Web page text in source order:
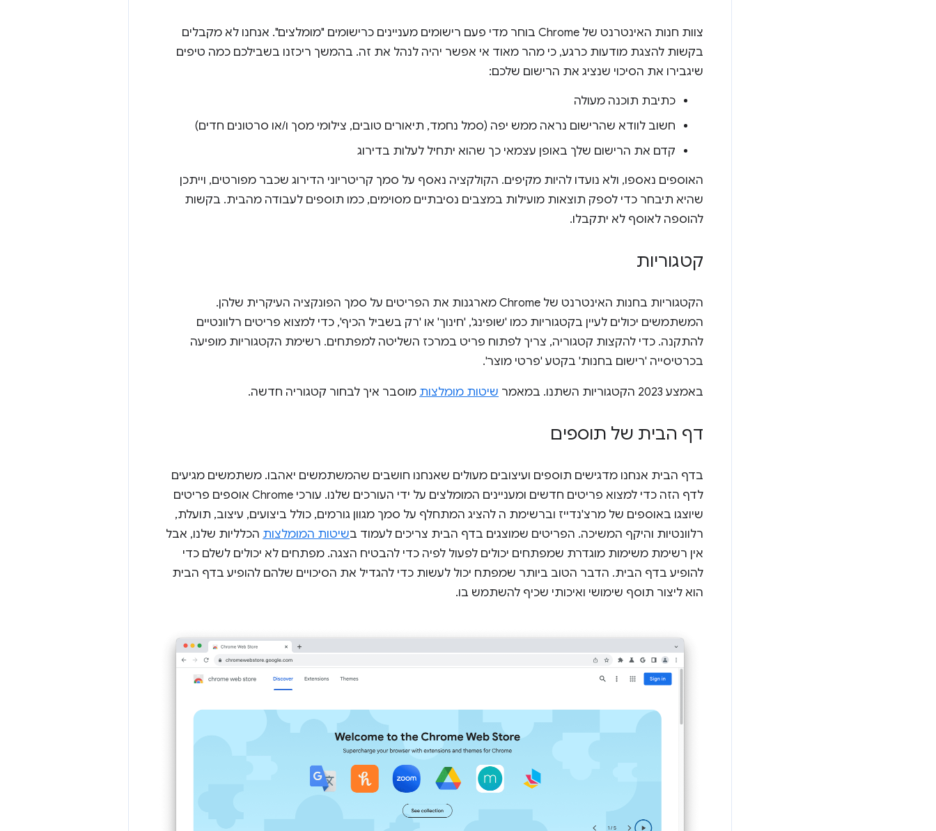
צוות חנות האינטרנט של Chrome בוחר מדי פעם רישומים מעניינים כרישומים "מומלצים". אנחנו לא מקבלים
בקשות להצגת מודעות כרגע, כי מהר מאוד אי אפשר יהיה לנהל את זה. בהמשך ריכזנו בשבילכם כמה טיפים
שיגבירו את הסיכוי שנציג את הרישום שלכם:
כתיבת תוכנה מעולה
חשוב לוודא שהרישום נראה ממש יפה (סמל נחמד, תיאורים טובים, צילומי מסך ו/או סרטונים חדים)
קדם את הרישום שלך באופן עצמאי כך שהוא יתחיל לעלות בדירוג
האוספים נאספו, ולא נועדו להיות מקיפים. הקולקציה נאסף על סמך קריטריוני הדירוג שכבר מפורטים, וייתכן
שהיא תיבחר כדי לספק תוצאות מועילות במצבים נסיבתיים מסוימים, כמו תוספים לעבודה מהבית. בקשות
להוספה לאוסף לא יתקבלו.
קטגוריות
הקטגוריות בחנות האינטרנט של Chrome מארגנות את הפריטים על סמך הפונקציה העיקרית שלהן.
המשתמשים יכולים לעיין בקטגוריות כמו 'שופינג', 'חינוך' או 'רק בשביל הכיף', כדי למצוא פריטים רלוונטיים
להתקנה. כדי להקצות קטגוריה, צריך לפתוח פריט במרכז השליטה למפתחים. רשימת הקטגוריות מופיעה
בכרטיסייה 'רישום בחנות' בקטע 'פרטי מוצר'.
באמצע 2023 הקטגוריות השתנו. במאמר שיטות מומלצות מוסבר איך לבחור קטגוריה חדשה.
דף הבית של תוספים
בדף הבית אנחנו מדגישים תוספים ועיצובים מעולים שאנחנו חושבים שהמשתמשים יאהבו. משתמשים מגיעים
לדף הזה כדי למצוא פריטים חדשים ומעניינים המומלצים על ידי העורכים שלנו. עורכי Chrome אוספים פריטים
שיוצגו באוספים של מרצ'נדייז וברשימת ה להציג המתחלף על סמך מגוון גורמים, כולל ביצועים, עיצוב, תועלת,
רלוונטיות והיקף המשיכה. הפריטים שמוצגים בדף הבית צריכים לעמוד בשיטות המומלצות הכלליות שלנו, אבל
אין רשימת משימות מוגדרת שמפתחים יכולים לפעול לפיה כדי להבטיח הצגה. מפתחים לא יכולים לשלם כדי
להופיע בדף הבית. הדבר הטוב ביותר שמפתח יכול לעשות כדי להגדיל את הסיכויים שלהם להופיע בדף הבית
הוא ליצור תוסף שימושי ואיכותי שכיף להשתמש בו.